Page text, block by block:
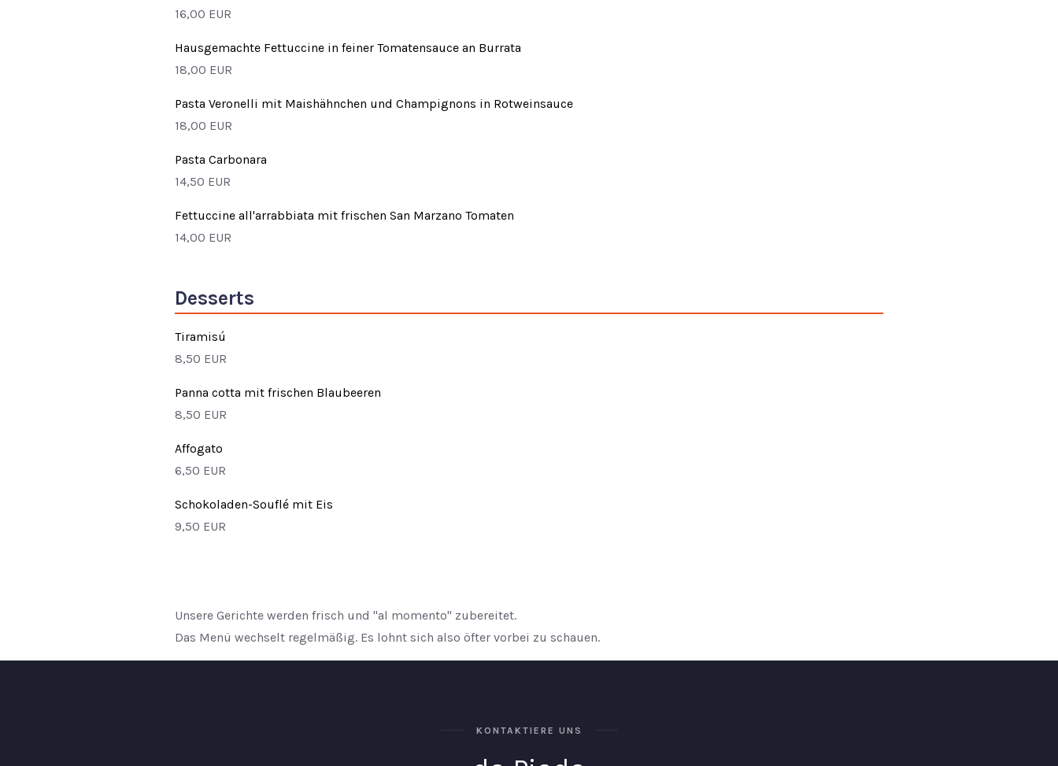
16,00 EUR
Hausgemachte Fettuccine in feiner Tomatensauce an Burrata
18,00 EUR
Pasta Veronelli mit Maishähnchen und Champignons in Rotweinsauce
18,00 EUR
Pasta Carbonara
14,50 EUR
Fettuccine all'arrabbiata mit frischen San Marzano Tomaten
14,00 EUR
Desserts
Tiramisú
8,50 EUR
Panna cotta mit frischen Blaubeeren
8,50 EUR
Affogato
6,50 EUR
Schokoladen-Souflé mit Eis
9,50 EUR
Unsere Gerichte werden frisch und "al momento" zubereitet.
Das Menü wechselt regelmäßig. Es lohnt sich also öfter vorbei zu schauen.
KONTAKTIERE UNS